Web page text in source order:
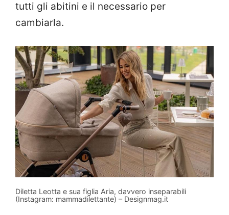
tutti gli abitini e il necessario per
cambiarla.
Diletta Leotta e sua figlia Aria, davvero inseparabili
(Instagram: mammadilettante) – Designmag.it